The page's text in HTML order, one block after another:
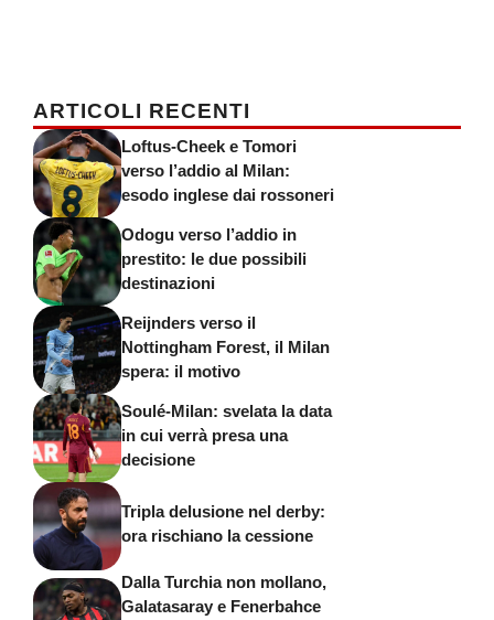
ARTICOLI RECENTI
Loftus-Cheek e Tomori
verso l’addio al Milan:
esodo inglese dai rossoneri
Odogu verso l’addio in
prestito: le due possibili
destinazioni
Reijnders verso il
Nottingham Forest, il Milan
spera: il motivo
Soulé-Milan: svelata la data
in cui verrà presa una
decisione
Tripla delusione nel derby:
ora rischiano la cessione
Dalla Turchia non mollano,
Galatasaray e Fenerbahce